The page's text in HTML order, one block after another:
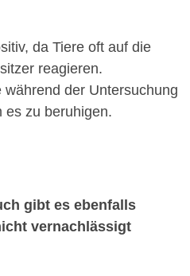
da Tiere oft auf die
reagieren.
während der Untersuchung
es zu beruhigen.
gibt es ebenfalls
vernachlässigt